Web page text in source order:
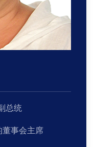
总统
董事会主席